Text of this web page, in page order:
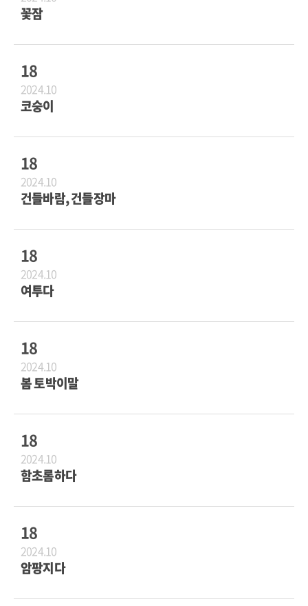
꽃잠
18
2024.10
코숭이
18
2024.10
건들바람, 건들장마
18
2024.10
여투다
18
2024.10
봄 토박이말
18
2024.10
함초롬하다
18
2024.10
암팡지다